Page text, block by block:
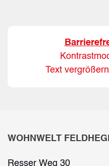
Text vergrößern
WOHNWELT
Resser Weg 30